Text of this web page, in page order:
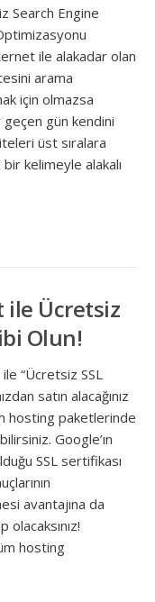
Search Engine
ile alakadar olan
arama
için olmazsa
geçen gün kendini
üst sıralara
bir kelimeyle alakalı
ile Ücretsiz
Olun!
“Ücretsiz SSL
satın alacağınız
hosting paketlerinde
Google’ın
SSL sertifikası
avantajına da
olacaksınız!
hosting